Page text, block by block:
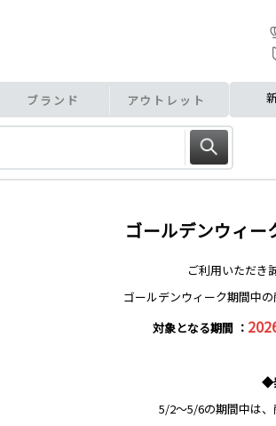
ブランド アウトレット 新
ゴールデンウィー
ご利用いただき
ゴールデンウィーク期間中
対象となる期間 ：
◆
5/2～5/6の期間中は、